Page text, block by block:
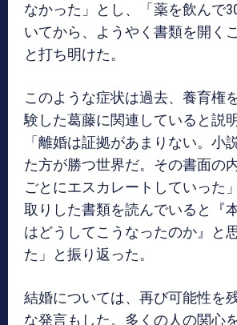
なかった」とし、「薬を飲んで
いてから、ようやく書類を開く
と打ち明けた。
このような症状は過去、養育権
験した葛藤に関連していると説
「離婚は証拠があまりない。小
た方が勝つ世界だ。その書面の
ごとにエスカレートしていった
取りした書類を読んでいると『
はどうしてこうなったのか』と
た」と振り返った。
結婚については、再び可能性を
な発言もした。多くの人の関心